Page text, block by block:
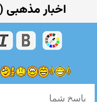
اخبار